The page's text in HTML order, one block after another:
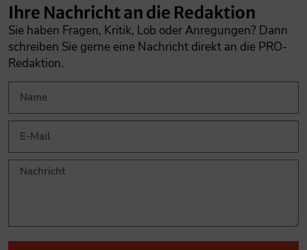
Ihre Nachricht an die Redaktion
Sie haben Fragen, Kritik, Lob oder Anregungen? Dann
schreiben Sie gerne eine Nachricht direkt an die PRO-
Redaktion.